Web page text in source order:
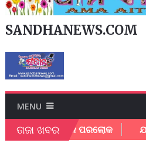
SANDHANEWS.COM
MENU
ତାଜା ଖବର
ଶିକ୍ଷକଙ୍କ ପରଲୋକ ଯାଜପୁର